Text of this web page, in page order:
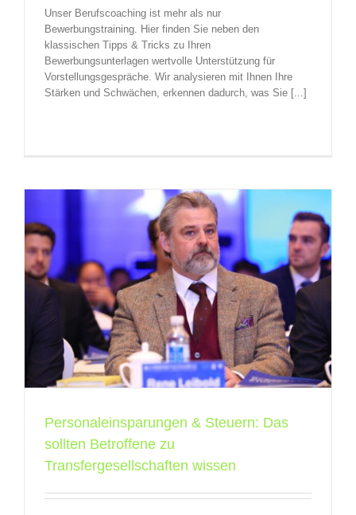
Unser Berufscoaching ist mehr als nur
Bewerbungstraining. Hier finden Sie neben den
klassischen Tipps & Tricks zu Ihren
Bewerbungsunterlagen wertvolle Unterstützung für
Vorstellungsgespräche. Wir analysieren mit Ihnen Ihre
Stärken und Schwächen, erkennen dadurch, was Sie [...]
Personaleinsparungen & Steuern: Das
sollten Betroffene zu
Transfergesellschaften wissen